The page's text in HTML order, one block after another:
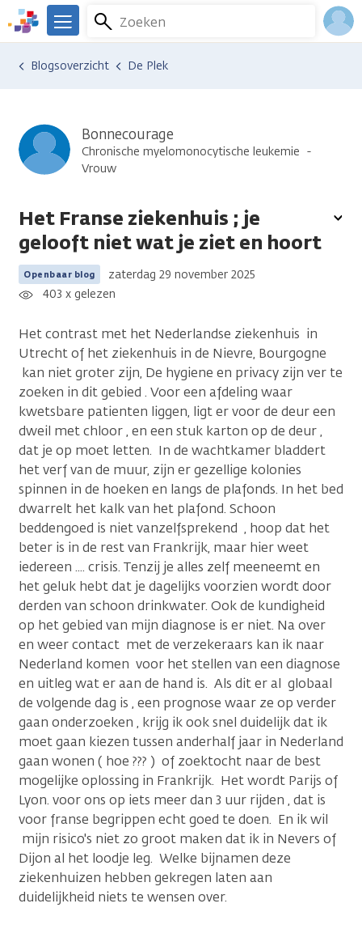
Overslaan
en
naar
We
er
Kanker.nl
Zoeken
Menu
Ervaringen van anderen
Blogsoverzicht De Plek
Bonnecourage
Chronische myelomonocytische leukemie
Vrouw
Het Franse ziekenhuis ; je
gelooft niet wat je ziet en hoort
Openbaar blog
zaterdag 29 november 2025
403 x gelezen
Het contrast met het Nederlandse ziekenhuis in
Utrecht of het ziekenhuis in de Nievre, Bourgogne
kan niet groter zijn, De hygiene en privacy zijn ver te
zoeken in dit gebied . Voor een afdeling waar
kwetsbare patienten liggen, ligt er voor de deur een
dweil met chloor , en een stuk karton op de deur ,
dat je op moet letten. In de wachtkamer bladdert
het verf van de muur, zijn er gezellige kolonies
spinnen in de hoeken en langs de plafonds. In het bed
dwarrelt het kalk van het plafond. Schoon
beddengoed is niet vanzelfsprekend , hoop dat het
beter is in de rest van Frankrijk, maar hier weet
iedereen .... crisis. Tenzij je alles zelf meeneemt en
het geluk hebt dat je dagelijks voorzien wordt door
derden van schoon drinkwater. Ook de kundigheid
op het gebied van mijn diagnose is er niet. Na over
en weer contact met de verzekeraars kan ik naar
Nederland komen voor het stellen van een diagnose
en uitleg wat er aan de hand is. Als dit er al globaal
de volgende dag is , een prognose waar ze op verder
gaan onderzoeken , krijg ik ook snel duidelijk dat ik
moet gaan kiezen tussen anderhalf jaar in Nederland
gaan wonen ( hoe ??? ) of zoektocht naar de best
mogelijke oplossing in Frankrijk. Het wordt Parijs of
Lyon. voor ons op iets meer dan 3 uur rijden , dat is
voor franse begrippen echt goed te doen. En ik wil
mijn risico's niet zo groot maken dat ik in Nevers of
Dijon al het loodje leg. Welke bijnamen deze
ziekenhuizen hebben gekregen laten aan
duidelijkheid niets te wensen over.